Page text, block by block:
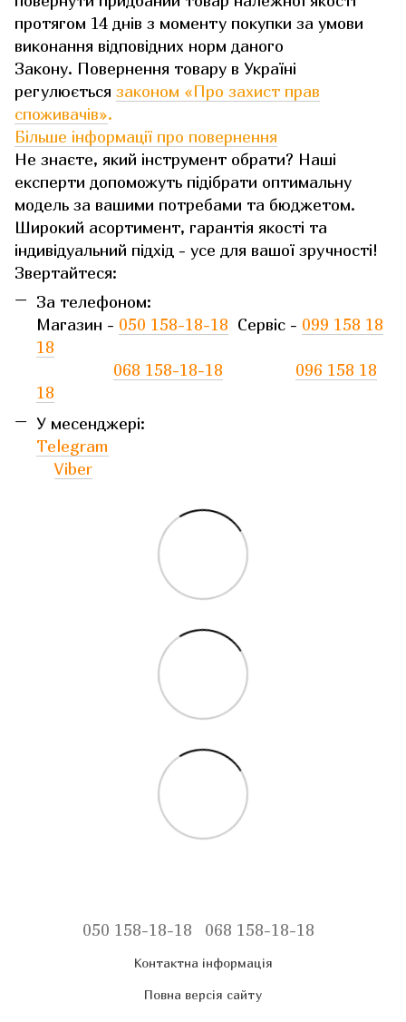
протягом 14 днів з моменту покупки за умови
виконання відповідних норм даного
Закону. Повернення товару в Україні
регулюється законом «Про захист прав
споживачів».
Більше інформації про повернення
Не знаєте, який інструмент обрати? Наші
експерти допоможуть підібрати оптимальну
модель за вашими потребами та бюджетом.
Широкий асортимент, гарантія якості та
індивідуальний підхід - усе для вашої зручності!
Звертайтеся:
За телефоном:
Магазин - 050 158-18-18 Сервіс - 099 158 18
18
068 158-18-18
096 158 18
18
У месенджері:
Telegram
Viber
050 158-18-18 068 158-18-18
Контактна інформація
Повна версія сайту